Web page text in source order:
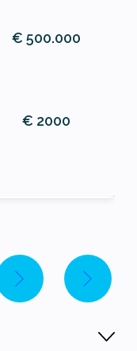
€ 500.000
€ 2000